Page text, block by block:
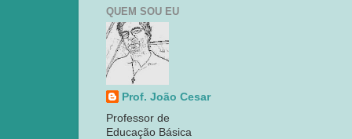
QUEM SOU EU
Prof. João Cesar
Professor de
Educação Básica